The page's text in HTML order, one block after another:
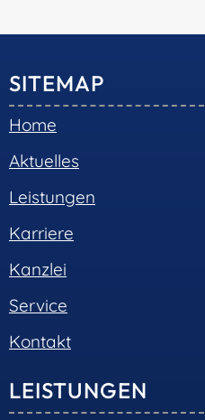
SITEMAP
Home
Aktuelles
Leistungen
Karriere
Kanzlei
Service
Kontakt
LEISTUNGEN